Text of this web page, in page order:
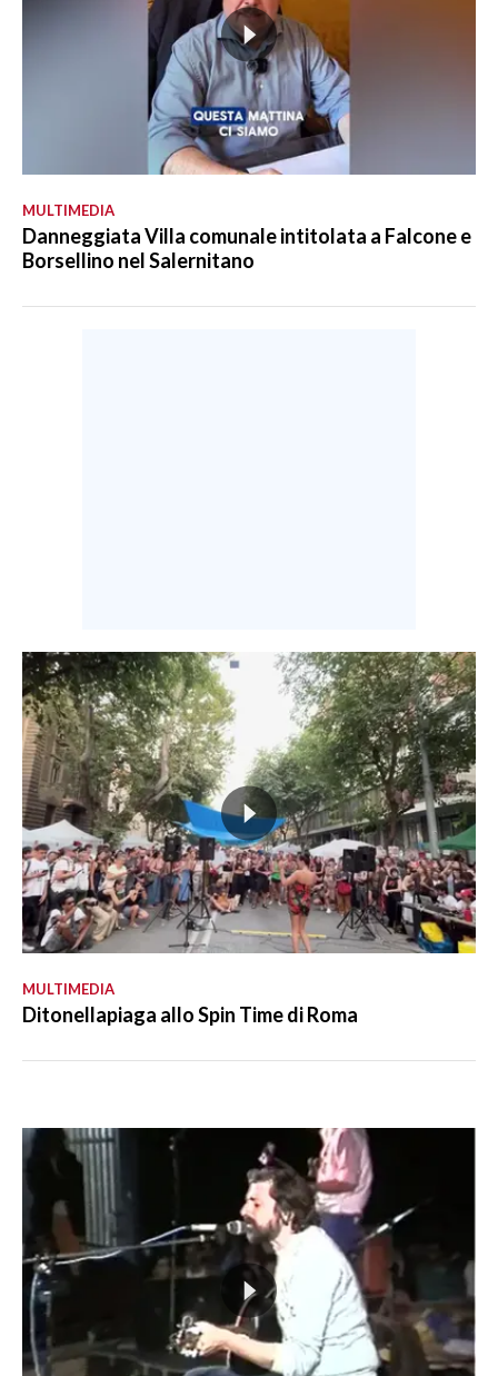
MULTIMEDIA
Danneggiata Villa comunale intitolata a Falcone e
Borsellino nel Salernitano
MULTIMEDIA
Ditonellapiaga allo Spin Time di Roma